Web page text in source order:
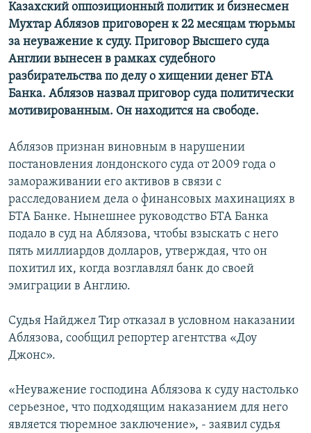
Казахский оппозиционный политик и бизнесмен
Мухтар Аблязов приговорен к 22 месяцам тюрьмы
за неуважение к суду. Приговор Высшего суда
Англии вынесен в рамках судебного
разбирательства по делу о хищении денег БТА
Банка. Аблязов назвал приговор суда политически
мотивированным. Он находится на свободе.
Аблязов признан виновным в нарушении
постановления лондонского суда от 2009 года о
замораживании его активов в связи с
расследованием дела о финансовых махинациях в
БТА Банке. Нынешнее руководство БТА Банка
подало в суд на Аблязова, чтобы взыскать с него
пять миллиардов долларов, утверждая, что он
похитил их, когда возглавлял банк до своей
эмиграции в Англию.
Судья Найджел Тир отказал в условном наказании
Аблязова, сообщил репортер агентства «Доу
Джонс».
«Неуважение господина Аблязова к суду настолько
серьезное, что подходящим наказанием для него
является тюремное заключение», - заявил судья